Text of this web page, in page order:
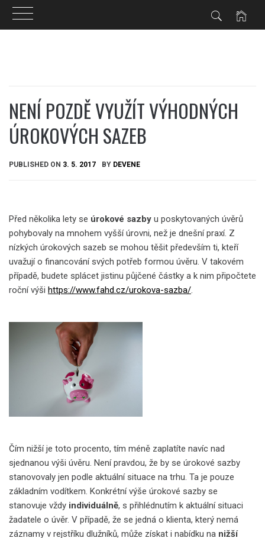
NENÍ POZDĚ VYUŽÍT VÝHODNÝCH
ÚROKOVÝCH SAZEB
PUBLISHED ON 3. 5. 2017 BY DEVENE
Před několika lety se úrokové sazby u poskytovaných úvěrů
pohybovaly na mnohem vyšší úrovni, než je dnešní praxí. Z
nízkých úrokových sazeb se mohou těšit především ti, kteří
uvažují o financování svých potřeb formou úvěru. V takovém
případě, budete splácet jistinu půjčené částky a k nim připočtete
roční výši https://www.fahd.cz/urokova-sazba/
Čím nižší je toto procento, tím méně zaplatíte navíc nad
sjednanou výši úvěru. Není pravdou, že by se úrokové sazby
stanovovaly jen podle aktuální situace na trhu. Ta je pouze
základním vodítkem. Konkrétní výše úrokové sazby se
stanovuje vždy individuálně, s přihlédnutím k aktuální situaci
žadatele o úvěr. V případě, že se jedná o klienta, který nemá
záznamy v rejstříku dlužníků, může získat i nabídku na nižší